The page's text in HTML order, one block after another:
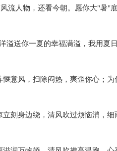
流人物，还看今朝。愿你大"暑"
溢送你一夏的幸福满溢，我用夏
意风，扫除闷热，爽歪你心；为
刻身边绕，清风吹过烦恼消，细